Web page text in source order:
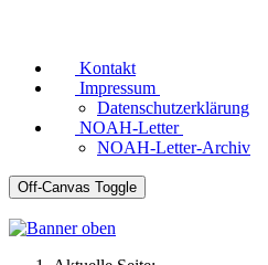
Kontakt
Impressum
Datenschutzerklärung
NOAH-Letter
NOAH-Letter-Archiv
Off-Canvas Toggle